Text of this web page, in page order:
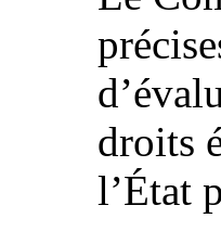
droits
l’État